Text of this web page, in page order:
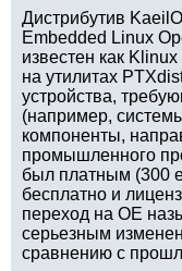
Дистрибутив
Embedded Linux
известен как
на утилитах
устройства,
(например,
компоненты,
промышленного
был платным (300
бесплатно и
переход на OE
серьезным
сравнению с